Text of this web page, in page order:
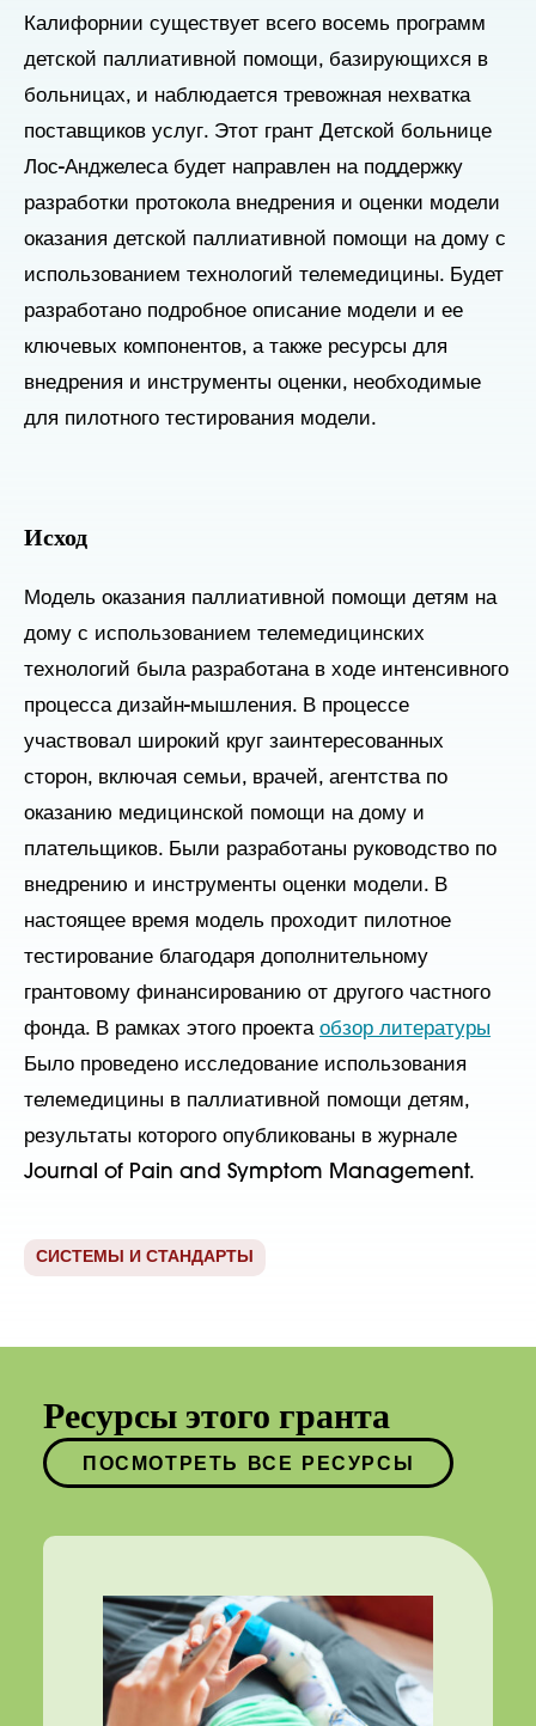
Калифорнии существует всего восемь программ
детской паллиативной помощи, базирующихся в
больницах, и наблюдается тревожная нехватка
поставщиков услуг. Этот грант Детской больнице
Лос-Анджелеса будет направлен на поддержку
разработки протокола внедрения и оценки модели
оказания детской паллиативной помощи на дому с
использованием технологий телемедицины. Будет
разработано подробное описание модели и ее
ключевых компонентов, а также ресурсы для
внедрения и инструменты оценки, необходимые
для пилотного тестирования модели.
Исход
Модель оказания паллиативной помощи детям на
дому с использованием телемедицинских
технологий была разработана в ходе интенсивного
процесса дизайн-мышления. В процессе
участвовал широкий круг заинтересованных
сторон, включая семьи, врачей, агентства по
оказанию медицинской помощи на дому и
плательщиков. Были разработаны руководство по
внедрению и инструменты оценки модели. В
настоящее время модель проходит пилотное
тестирование благодаря дополнительному
грантовому финансированию от другого частного
фонда. В рамках этого проекта обзор литературы
Было проведено исследование использования
телемедицины в паллиативной помощи детям,
результаты которого опубликованы в журнале
Journal of Pain and Symptom Management.
СИСТЕМЫ И СТАНДАРТЫ
Ресурсы этого гранта
ПОСМОТРЕТЬ ВСЕ РЕСУРСЫ